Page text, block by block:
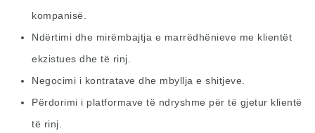
kompanisë.
Ndërtimi dhe mirëmbajtja e marrëdhënieve me klientët
ekzistues dhe të rinj.
Negocimi i kontratave dhe mbyllja e shitjeve.
Përdorimi i platformave të ndryshme për të gjetur klientë
të rinj.